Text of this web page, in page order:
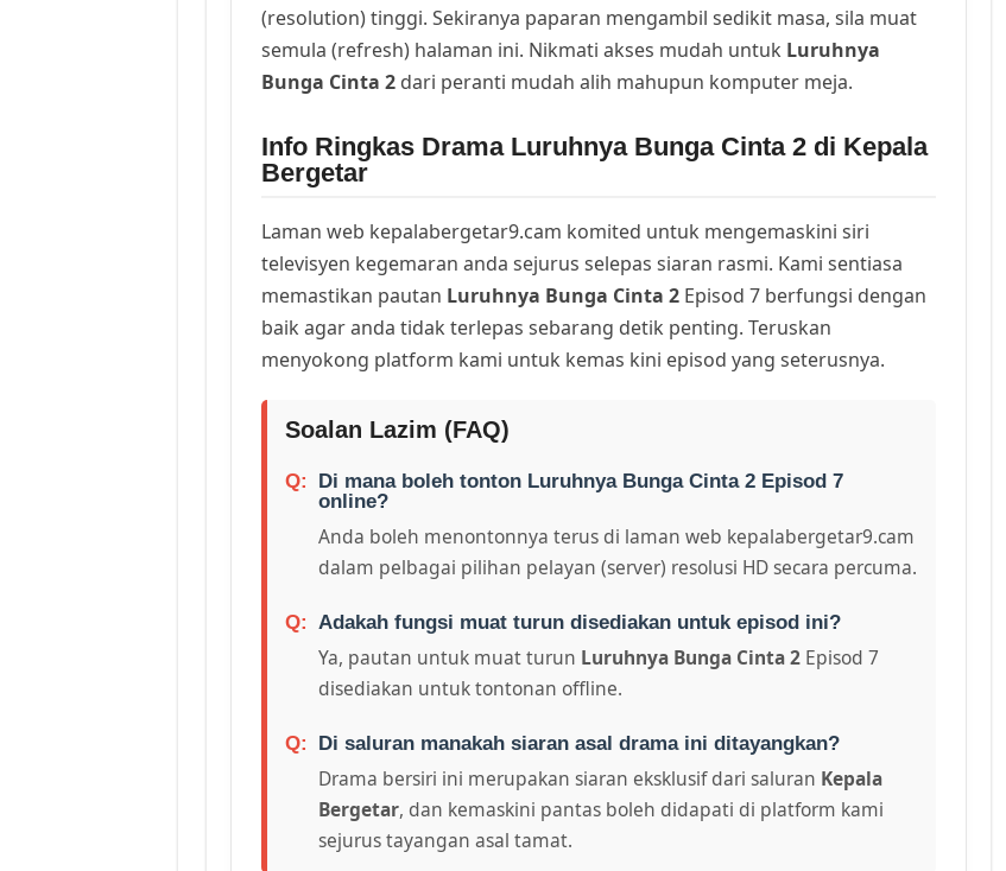
(resolution) tinggi. Sekiranya paparan mengambil sedikit masa, sila muat
semula (refresh) halaman ini. Nikmati akses mudah untuk Luruhnya
Bunga Cinta 2dari peranti mudah alih mahupun komputer meja.
Info Ringkas Drama Luruhnya Bunga Cinta 2 di Kepala
Bergetar
Laman web kepalabergetar9.cam komited untuk mengemaskini siri
televisyen kegemaran anda sejurus selepas siaran rasmi. Kami sentiasa
memastikan pautan Luruhnya Bunga Cinta 2Episod 7 berfungsi dengan
baik agar anda tidak terlepas sebarang detik penting. Teruskan
menyokong platform kami untuk kemas kini episod yang seterusnya.
Soalan Lazim (FAQ)
Di mana boleh tonton Luruhnya Bunga Cinta 2 Episod 7
online?
Anda boleh menontonnya terus di laman web kepalabergetar9.cam
dalam pelbagai pilihan pelayan (server) resolusi HD secara percuma.
Adakah fungsi muat turun disediakan untuk episod ini?
Ya, pautan untuk muat turun Luruhnya Bunga Cinta 2Episod 7
disediakan untuk tontonan offline.
Di saluran manakah siaran asal drama ini ditayangkan?
Drama bersiri ini merupakan siaran eksklusif dari saluran Kepala
Bergetar, dan kemaskini pantas boleh didapati di platform kami
sejurus tayangan asal tamat.